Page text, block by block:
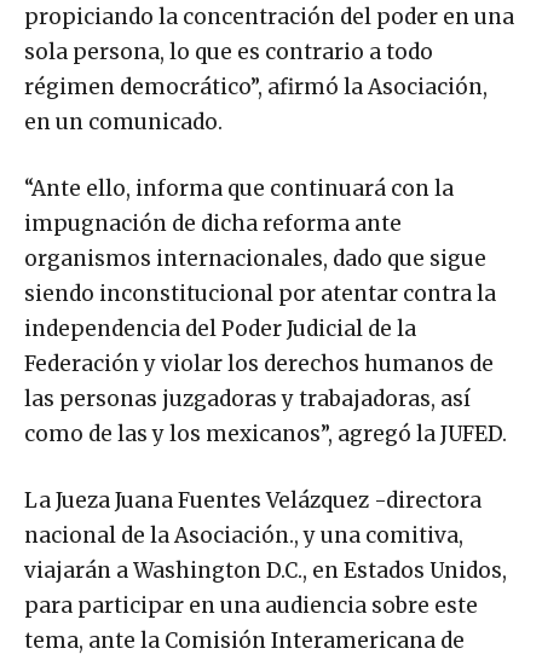
propiciando la concentración del poder en una
sola persona, lo que es contrario a todo
régimen democrático”, afirmó la Asociación,
en un comunicado.
“Ante ello, informa que continuará con la
impugnación de dicha reforma ante
organismos internacionales, dado que sigue
siendo inconstitucional por atentar contra la
independencia del Poder Judicial de la
Federación y violar los derechos humanos de
las personas juzgadoras y trabajadoras, así
como de las y los mexicanos”, agregó la JUFED.
La Jueza Juana Fuentes Velázquez -directora
nacional de la Asociación., y una comitiva,
viajarán a Washington D.C., en Estados Unidos,
para participar en una audiencia sobre este
tema, ante la Comisión Interamericana de